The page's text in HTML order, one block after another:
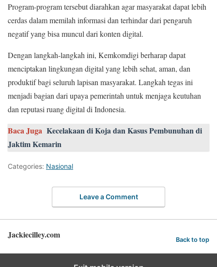
Program-program tersebut diarahkan agar masyarakat dapat lebih
cerdas dalam memilah informasi dan terhindar dari pengaruh
negatif yang bisa muncul dari konten digital.
Dengan langkah-langkah ini, Kemkomdigi berharap dapat
menciptakan lingkungan digital yang lebih sehat, aman, dan
produktif bagi seluruh lapisan masyarakat. Langkah tegas ini
menjadi bagian dari upaya pemerintah untuk menjaga keutuhan
dan reputasi ruang digital di Indonesia.
Baca Juga Kecelakaan di Koja dan Kasus Pembunuhan di
Jaktim Kemarin
Categories: Nasional
Leave a Comment
Jackiecilley.com Back to top